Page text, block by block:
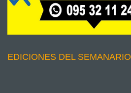
EDICIONES DEL SEMANARIO